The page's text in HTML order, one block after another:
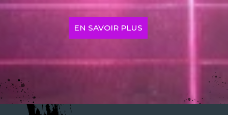
EN SAVOIR PLUS